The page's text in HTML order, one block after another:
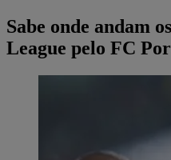
Sabe onde andam
League pelo FC